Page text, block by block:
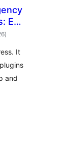
Edit
total
de
)
It
and